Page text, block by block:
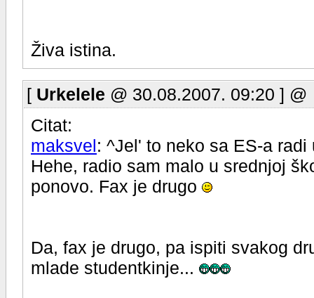
Živa istina.
[ Urkelele @ 30.08.2007. 09:20 ] @
Citat:
maksvel: ^Jel' to neko sa ES-a radi
Hehe, radio sam malo u srednjoj
ponovo. Fax je drugo
Da, fax je drugo, pa ispiti svakog
mlade studentkinje...